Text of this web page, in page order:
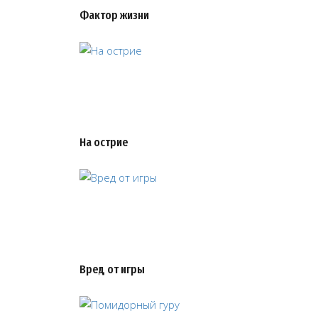
Фактор жизни
На острие
Вред от игры